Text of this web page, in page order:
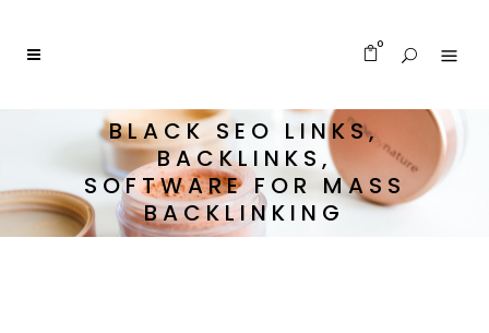
0
BLACK SEO LINKS,
BACKLINKS,
SOFTWARE FOR MASS
BACKLINKING